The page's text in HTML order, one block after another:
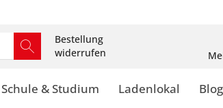
Bestellung
widerrufen
Schule & Studium Ladenlokal Blog